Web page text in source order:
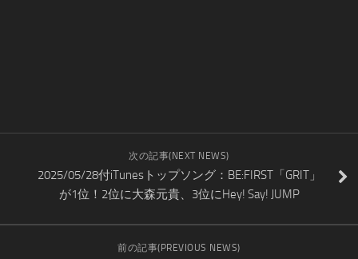
次の記事(NEXT NEWS)
2025/05/28付iTunesトップソング：BE:FIRST「GRIT」
が1位！2位に大森元貴、3位にHey! Say! JUMP
前の記事(PREVIOUS NEWS)